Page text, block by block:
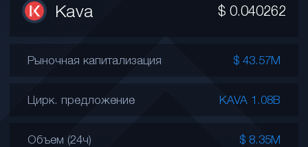
Kava $ 0.040262
Рыночная капитализация $ 43.57M
Цирк. предложение KAVA 1.08B
Объем (24ч) $ 8.35M